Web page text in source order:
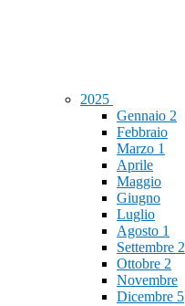
2025
Gennaio 2
Febbraio
Marzo 1
Aprile
Maggio
Giugno
Luglio
Agosto 1
Settembre 2
Ottobre 2
Novembre
Dicembre 5